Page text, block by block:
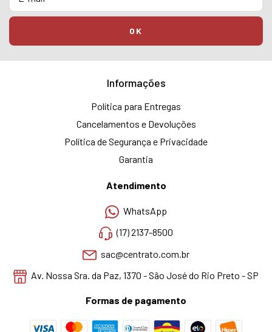
Informações
Política para Entregas
Cancelamentos e Devoluções
Política de Segurança e Privacidade
Garantia
Atendimento
WhatsApp
(17) 2137-8500
sac@centrato.com.br
Av. Nossa Sra. da Paz, 1370 - São José do Rio Preto - SP
Formas de pagamento